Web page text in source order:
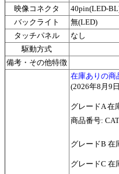
映像コネクタ
40pin(LED-
バックライト
無(LED)
タッチパネル
なし
駆動方式
備考・その他特徴
在庫ありの商
(2026年8月9
グレードA 在
商品番号:
グレードB 在
グレードC 在